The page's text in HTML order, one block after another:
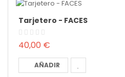
Tarjetero - FACES
40,00 €
AÑADIR